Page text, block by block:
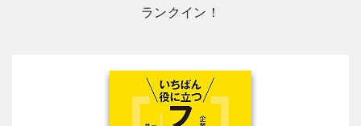
ランクイン！